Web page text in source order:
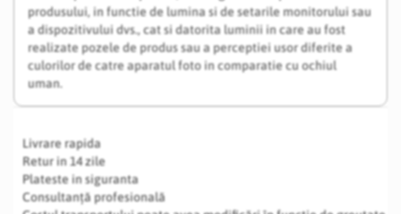
produsului, in functie de lumina si de setarile monitorului sau
a dispozitivului dvs., cat si datorita luminii in care au fost
realizate pozele de produs sau a perceptiei usor diferite a
culorilor de catre aparatul foto in comparatie cu ochiul
uman.
Livrare rapida
Retur in 14 zile
Plateste in siguranta
Consultanță profesională